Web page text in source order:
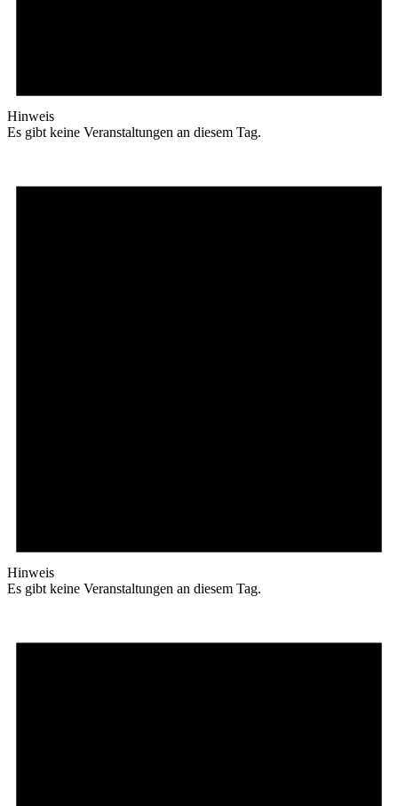
Hinweis
Es gibt keine Veranstaltungen an diesem Tag.
Hinweis
Es gibt keine Veranstaltungen an diesem Tag.